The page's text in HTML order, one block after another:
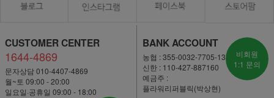
CUSTOMER CENTER
1644-4869
문자상담 010-4407-4869
월~토 09:00 - 20:00
일요일·공휴일 09:00 - 18:00
BANK ACCOUNT
농협 : 355-0032-7705-13
신한 : 110-427-887160
예금주 :
플라워리퍼블릭(박상현)
비회원
1:1 문의